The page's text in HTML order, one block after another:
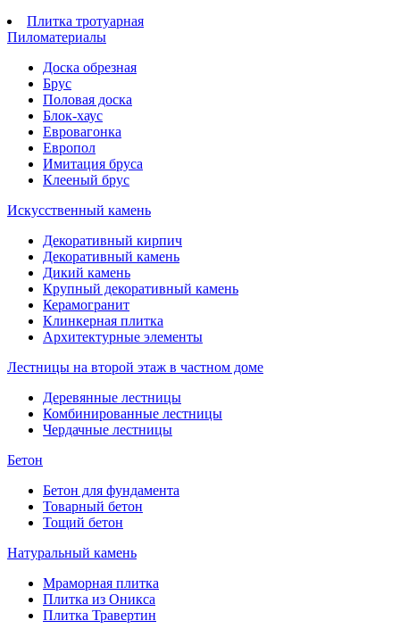
Плитка тротуарная
Пиломатериалы
Доска обрезная
Брус
Половая доска
Блок-хаус
Евровагонка
Европол
Имитация бруса
Клееный брус
Искусственный камень
Декоративный кирпич
Декоративный камень
Дикий камень
Крупный декоративный камень
Керамогранит
Клинкерная плитка
Архитектурные элементы
Лестницы на второй этаж в частном доме
Деревянные лестницы
Комбинированные лестницы
Чердачные лестницы
Бетон
Бетон для фундамента
Товарный бетон
Тощий бетон
Натуральный камень
Мраморная плитка
Плитка из Оникса
Плитка Травертин